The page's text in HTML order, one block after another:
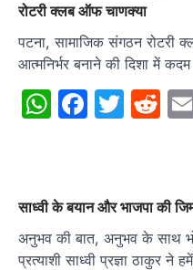
रोटरी क्लब ऑफ चाणक्या
पटना, सामाजिक संगठन रोटरी
आत्मनिर्भर बनाने की दिशा में
WhatsApp
साध्वी के बयान और भाजपा की
अनुभव की बात, अनुभव के साथ
प्रत्याशी साध्वी प्रज्ञा ठाकुर ने